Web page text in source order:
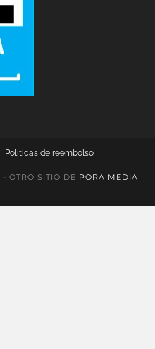
Políticas de reembolso
OTRO SITIO DE PORÁ MEDIA